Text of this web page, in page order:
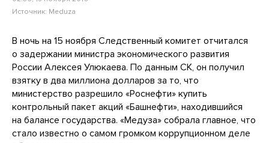
Источник: Meduza
В ночь на 15 ноября Следственный комитет отчитался
о задержании министра экономического развития
России Алексея Улюкаева. По данным СК, он получил
взятку в два миллиона долларов за то, что
министерство разрешило «Роснефти» купить
контрольный пакет акций «Башнефти», находившийся
на балансе государства. «Медуза» собрала главное, что
стало известно о самом громком коррупционном деле